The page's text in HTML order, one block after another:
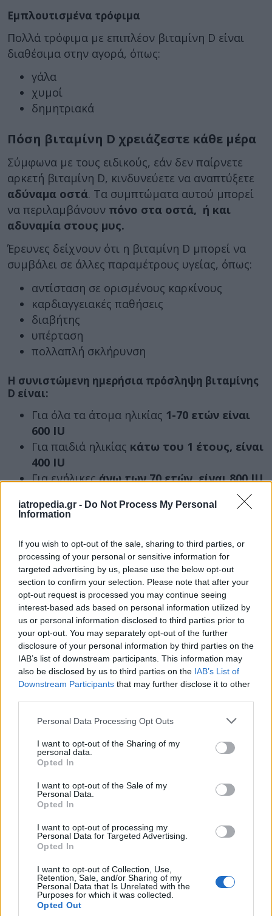
iatropedia.gr - Do Not Process My Personal
Information
If you wish to opt-out of the sale, sharing to third parties, or
processing of your personal or sensitive information for
targeted advertising by us, please use the below opt-out
section to confirm your selection. Please note that after your
opt-out request is processed you may continue seeing
interest-based ads based on personal information utilized by
us or personal information disclosed to third parties prior to
your opt-out. You may separately opt-out of the further
disclosure of your personal information by third parties on the
IAB’s list of downstream participants. This information may
also be disclosed by us to third parties on the IAB’s List of
Downstream Participants that may further disclose it to other
Personal Data Processing Opt Outs
I want to opt-out of the Sharing of my
personal data.
Opted In
I want to opt-out of the Sale of my
Personal Data.
Opted In
I want to opt-out of processing my
Personal Data for Targeted Advertising.
Opted In
I want to opt-out of Collection, Use,
Retention, Sale, and/or Sharing of my
Personal Data that Is Unrelated with the
Purposes for which it was collected.
Opted Out
Εμπλουτισμένα τρόφιμα
Πολλά τρόφιμα με επιπλέον βιταμίνη D είναι
διαθέσιμα στην αγορά, όπως:
γάλα
χυμοί
δημητριακά
Πόση βιταμίνη D χρειάζεστε κάθε μέρα
Σύμφωνα με τους ειδικούς, εάν δεν παίρνετε
αρκετή βιταμίνη D, κινδυνεύετε να αναπτύξετε
αδύναμα οστά. Τα συμπτώματα αυτού μπορεί
να περιλαμβάνουν πόνο στα οστά, ή και
αδυναμία στους μυς.
Έρευνες δείχνουν ότι η βιταμίνη D μπορεί να
συμβάλει σε άλλες παραμέτρους υγείας, όπως:
αντίσταση σε ορισμένους καρκίνους
καρδιαγγειακές παθήσεις
διαβήτης
υπέρταση
πολλαπλή σκλήρυνση
Η συνιστώμενη ημερήσια πρόσληψη βιταμίνης
D είναι:
Για όλα τα άτομα ηλικίας 1-70 ετών είναι
600 IU
Για παιδιά ηλικίας κάτω του 1 έτους, είναι
400 IU
Για ενήλικεςάνω των 70 ετών, είναι 800 IU
Τα παραπάνω ισχύουν με την προϋπόθεση ότι
εκτίθεστε έστω και λίγο στον ήλιο μέσα στην
σημαντικά ανάλογα με:
την εποχή
την ώρα της ημέρας
το αν υπάρχει συννεφιά
το χρώμα του δέρματός σας
το εάν βάζετε αντηλιακό
Το άμεσο ηλιακό φως πίσω από ένα παράθυρο
δεν θα βοηθήσει στην παραγωγή βιταμίνης D,
επειδήτο γυαλί κόβει την ακτινοβολία που
παράγει βιταμίνη D.
https://www.medicalnewstoday.com
φωτό: iStock
ΔΙΑΒΑΣΤΕ ΕΠΙΣΗΣ
Ποιοι πρέπει να ΜΗΝ παίρνουν βιταμίνη D3:
προφυλάξεις για την βιταμίνη D
βιταμίνη D
Συμπληρώματα και αμπούλες για βιταμίνη D: